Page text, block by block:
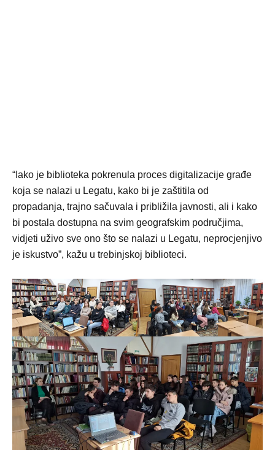
“Iako je biblioteka pokrenula proces digitalizacije građe
koja se nalazi u Legatu, kako bi je zaštitila od
propadanja, trajno sačuvala i približila javnosti, ali i kako
bi postala dostupna na svim geografskim područjima,
vidjeti uživo sve ono što se nalazi u Legatu, neprocjenjivo
je iskustvo”, kažu u trebinjskoj biblioteci.